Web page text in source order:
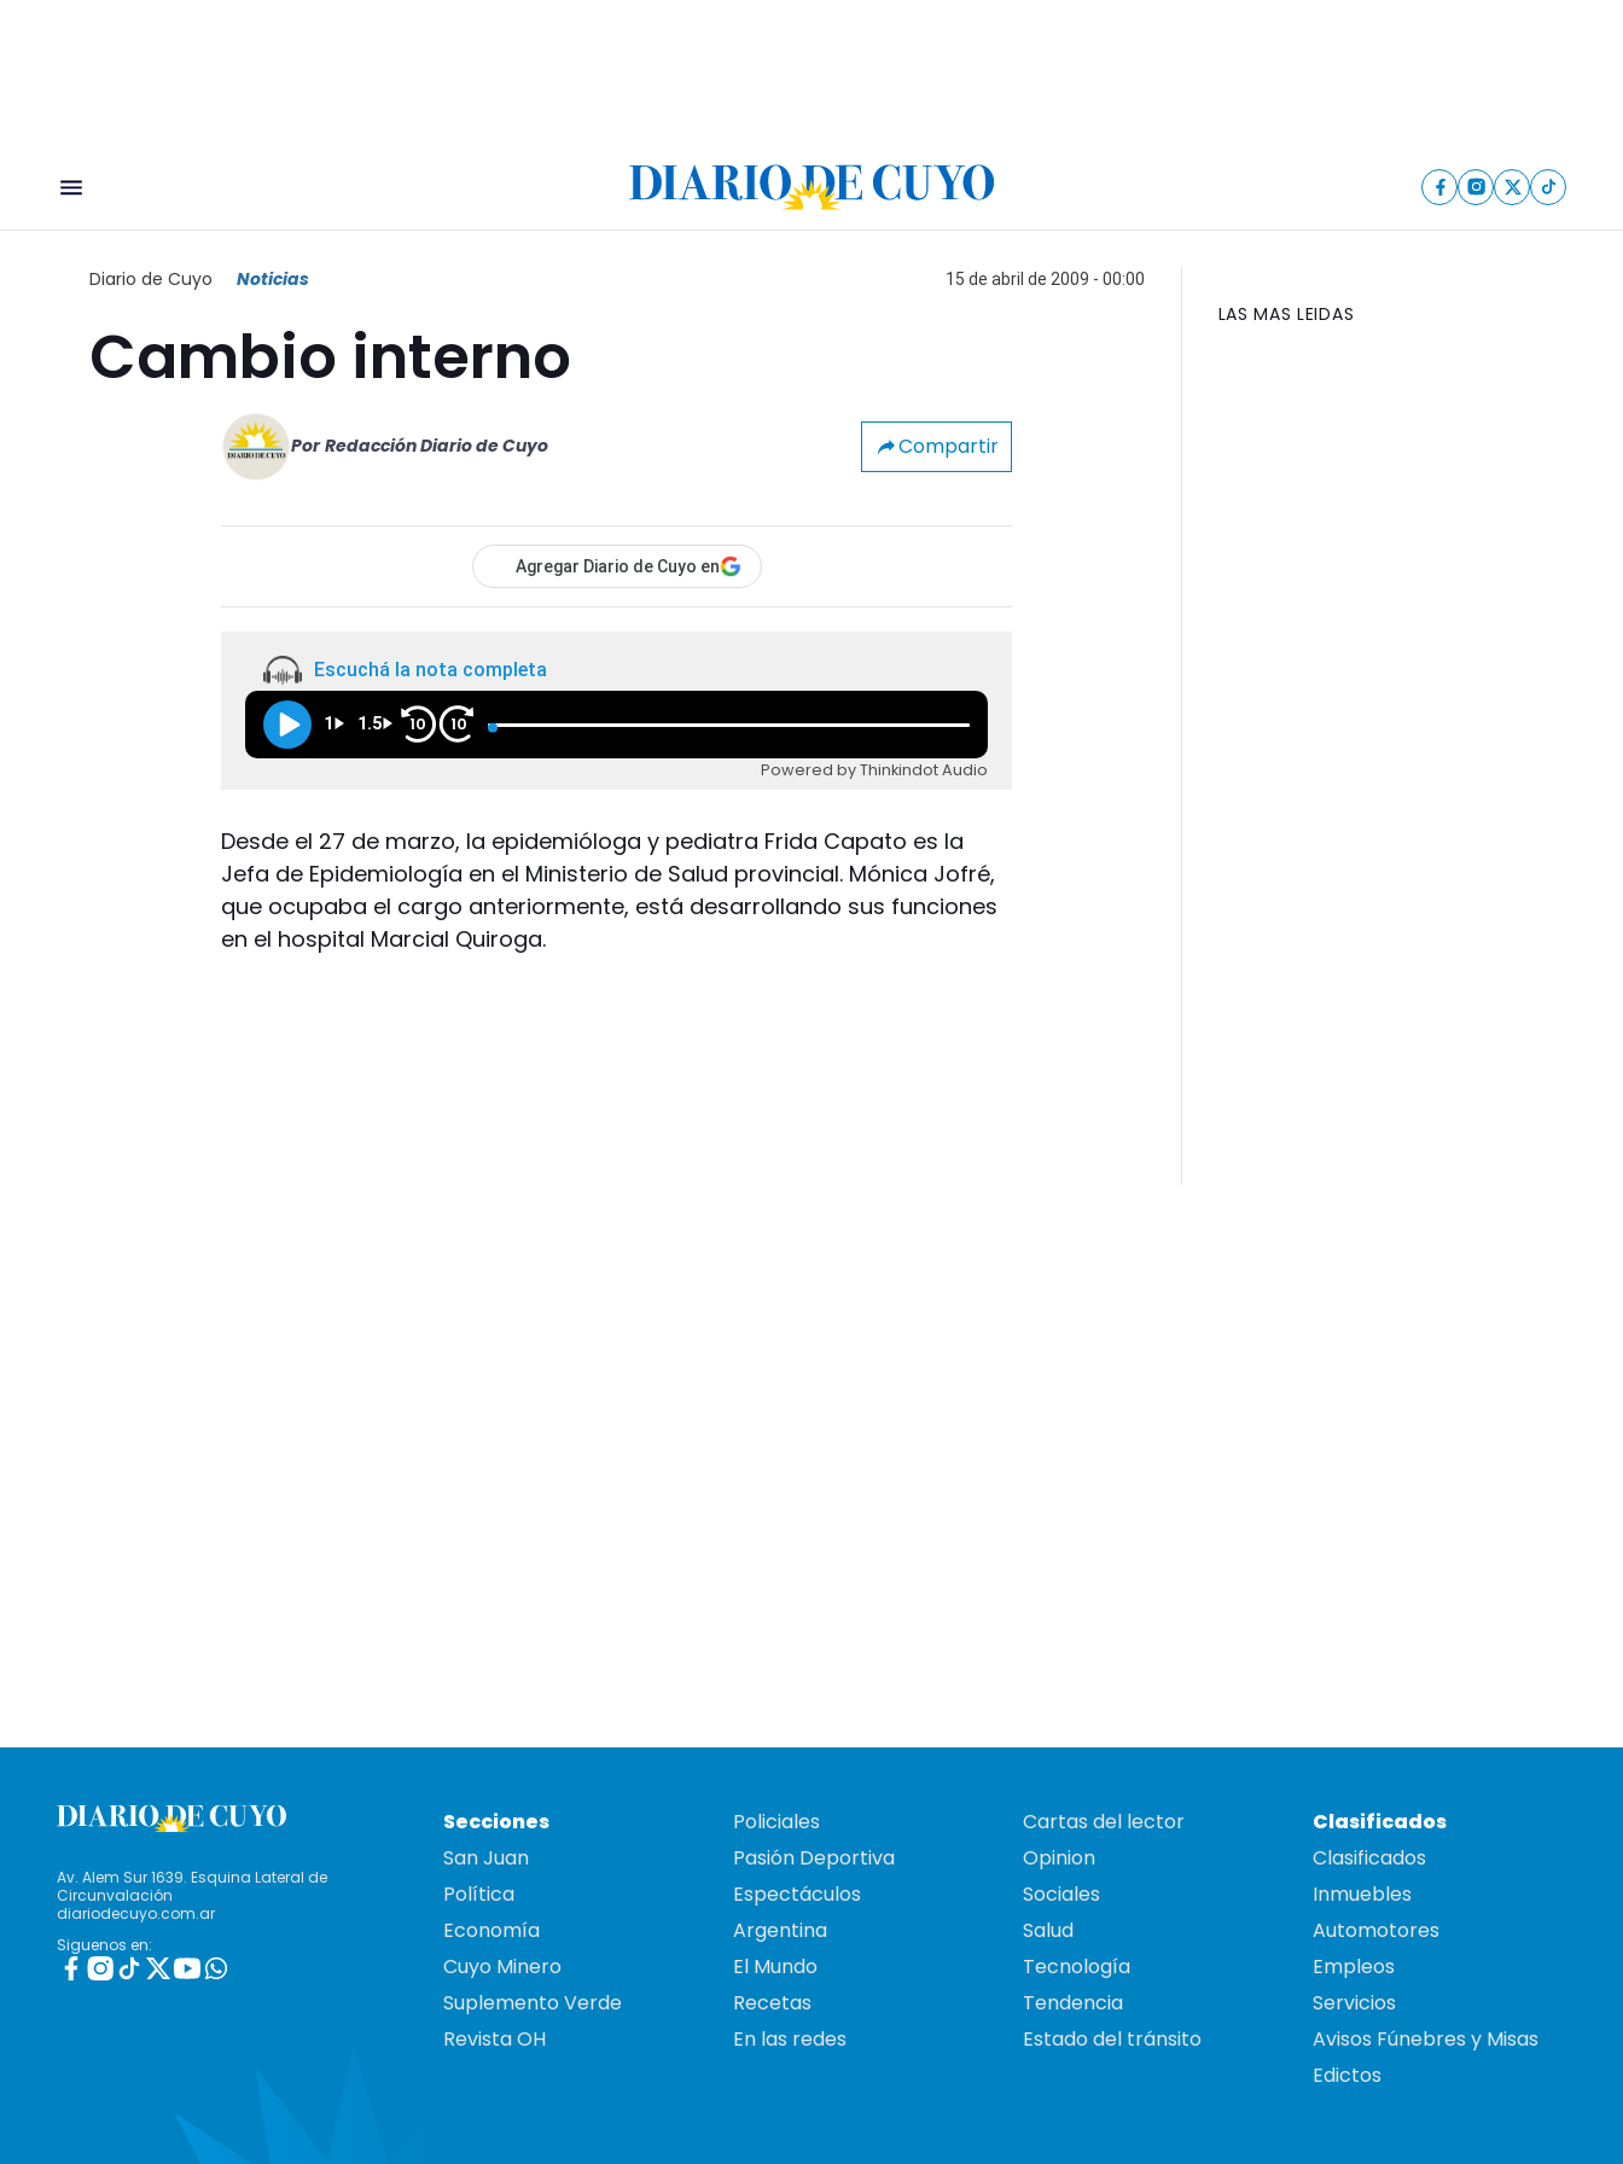
Diario de Cuyo Noticias 15 de abril de 2009 - 00:00
Cambio interno
Por Redacción Diario de Cuyo Compartir
Agregar Diario de Cuyo en
Escuchá la nota completa
1 1.5 10 10
Powered by Thinkindot Audio
Desde el 27 de marzo, la epidemióloga y pediatra Frida Capato es la
Jefa de Epidemiología en el Ministerio de Salud provincial. Mónica Jofré,
que ocupaba el cargo anteriormente, está desarrollando sus funciones
en el hospital Marcial Quiroga.
LAS MAS LEIDAS
Av. Alem Sur 1639. Esquina Lateral de
Circunvalación
diariodecuyo.com.ar
Siguenos en:
Secciones
San Juan
Política
Economía
Cuyo Minero
Suplemento Verde
Revista OH
Policiales
Pasión Deportiva
Espectáculos
Argentina
El Mundo
Recetas
En las redes
Cartas del lector
Opinion
Sociales
Salud
Tecnología
Tendencia
Estado del tránsito
Clasificados
Clasificados
Inmuebles
Automotores
Empleos
Servicios
Avisos Fúnebres y Misas
Edictos